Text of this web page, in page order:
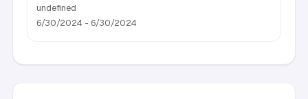
undefined
6/30/2024 - 6/30/2024